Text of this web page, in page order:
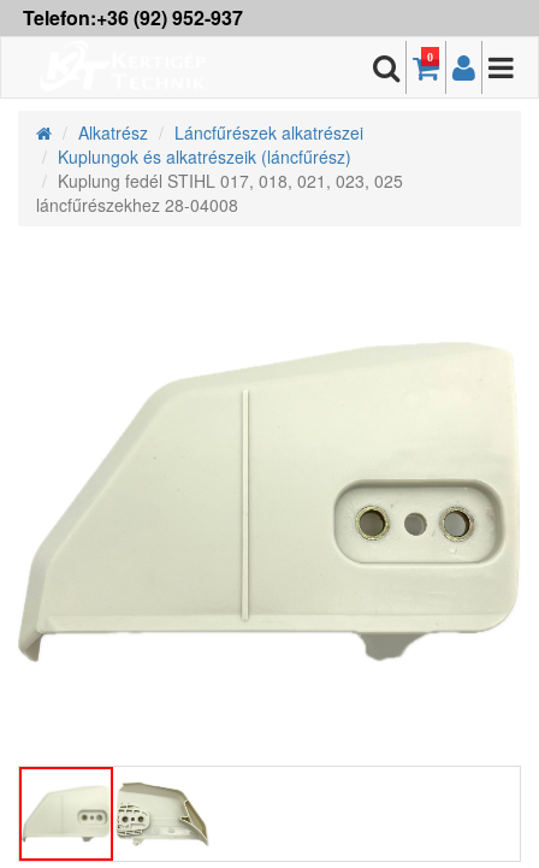
Telefon:+36 (92) 952-937
0
Alkatrész
Láncfűrészek alkatrészei
Kuplungok és alkatrészeik (láncfűrész)
Kuplung fedél STIHL 017, 018, 021, 023, 025
láncfűrészekhez 28-04008